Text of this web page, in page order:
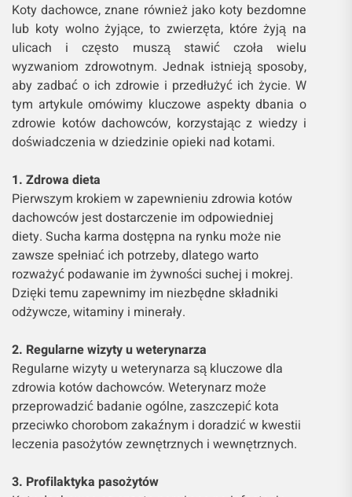
Koty dachowce, znane również jako koty bezdomne
lub koty wolno żyjące, to zwierzęta, które żyją na
ulicach i często muszą stawić czoła wielu
wyzwaniom zdrowotnym. Jednak istnieją sposoby,
aby zadbać o ich zdrowie i przedłużyć ich życie. W
tym artykule omówimy kluczowe aspekty dbania o
zdrowie kotów dachowców, korzystając z wiedzy i
doświadczenia w dziedzinie opieki nad kotami.
1. Zdrowa dieta
Pierwszym krokiem w zapewnieniu zdrowia kotów
dachowców jest dostarczenie im odpowiedniej
diety. Sucha karma dostępna na rynku może nie
zawsze spełniać ich potrzeby, dlatego warto
rozważyć podawanie im żywności suchej i mokrej.
Dzięki temu zapewnimy im niezbędne składniki
odżywcze, witaminy i minerały.
2. Regularne wizyty u weterynarza
Regularne wizyty u weterynarza są kluczowe dla
zdrowia kotów dachowców. Weterynarz może
przeprowadzić badanie ogólne, zaszczepić kota
przeciwko chorobom zakaźnym i doradzić w kwestii
leczenia pasożytów zewnętrznych i wewnętrznych.
3. Profilaktyka pasożytów